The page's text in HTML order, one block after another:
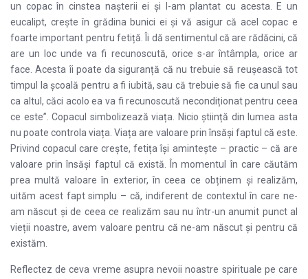
un copac în cinstea nașterii ei și l-am plantat cu acesta. E un
eucalipt, crește în grădina bunici ei și vă asigur că acel copac e
foarte important pentru fetiță. Îi dă sentimentul că are rădăcini, că
are un loc unde va fi recunoscută, orice s-ar întâmpla, orice ar
face. Acesta îi poate da siguranță că nu trebuie să reușească tot
timpul la școală pentru a fi iubită, sau că trebuie să fie ca unul sau
ca altul, căci acolo ea va fi recunoscută necondiționat pentru ceea
ce este”. Copacul simbolizează viața. Nicio știință din lumea asta
nu poate controla viața. Viața are valoare prin însăși faptul că este.
Privind copacul care crește, fetița își amintește – practic – că are
valoare prin însăși faptul că există. În momentul în care căutăm
prea multă valoare în exterior, în ceea ce obținem și realizăm,
uităm acest fapt simplu – că, indiferent de contextul în care ne-
am născut și de ceea ce realizăm sau nu într-un anumit punct al
vieții noastre, avem valoare pentru că ne-am născut și pentru că
existăm.
Reflectez de ceva vreme asupra nevoii noastre spirituale pe care